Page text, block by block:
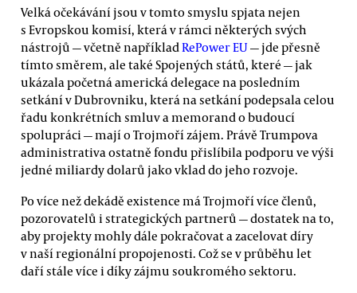
Velká očekávání jsou v tomto smyslu spjata nejen
s Evropskou komisí, která v rámci některých svých
nástrojů — včetně například RePower EU— jde přesně
tímto směrem, ale také Spojených států, které — jak
ukázala početná americká delegace na posledním
setkání v Dubrovniku, která na setkání podepsala celou
řadu konkrétních smluv a memorand o budoucí
spolupráci — mají o Trojmoří zájem. Právě Trumpova
administrativa ostatně fondu přislíbila podporu ve výši
jedné miliardy dolarů jako vklad do jeho rozvoje.
Po více než dekádě existence má Trojmoří více členů,
pozorovatelů i strategických partnerů — dostatek na to,
aby projekty mohly dále pokračovat a zacelovat díry
v naší regionální propojenosti. Což se v průběhu let
daří stále více i díky zájmu soukromého sektoru.